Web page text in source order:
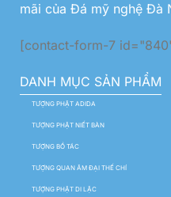
mãi của Đá mỹ nghệ Đà
[contact-form-7
DANH MỤC SẢN PHẨM
TƯỢNG PHẬT ADIDA
TƯỢNG PHẬT NIẾT BÀN
TƯỢNG BỒ TÁC
TƯỢNG QUAN ÂM ĐẠI THẾ CHÍ
TƯỢNG PHẬT DI LẶC